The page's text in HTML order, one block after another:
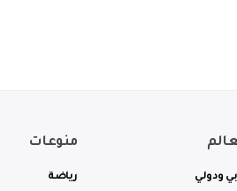
ودولي
منوعات
رياضة